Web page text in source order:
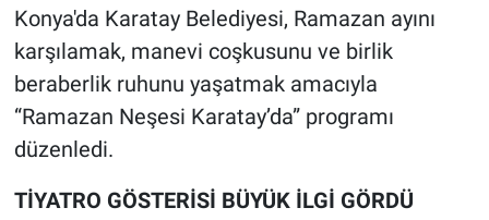
Konya'da Karatay Belediyesi, Ramazan ayını
karşılamak, manevi coşkusunu ve birlik
beraberlik ruhunu yaşatmak amacıyla
“Ramazan Neşesi Karatay’da” programı
düzenledi.
TİYATRO GÖSTERİSİ BÜYÜK İLGİ GÖRDÜ